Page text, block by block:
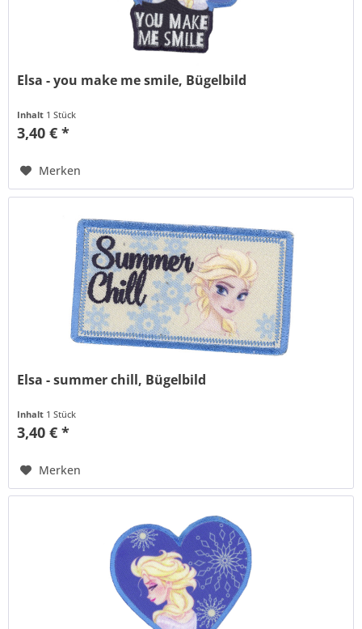
Elsa - you make me smile, Bügelbild
Inhalt 1 Stück
3,40 € *
Merken
Elsa - summer chill, Bügelbild
Inhalt 1 Stück
3,40 € *
Merken